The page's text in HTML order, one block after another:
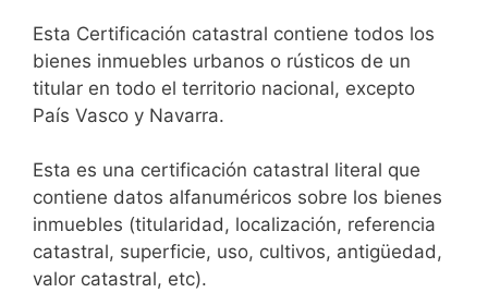
Esta Certificación catastral contiene todos los
bienes inmuebles urbanos o rústicos de un
titular en todo el territorio nacional, excepto
País Vasco y Navarra.
Esta es una certificación catastral literal que
contiene datos alfanuméricos sobre los bienes
inmuebles (titularidad, localización, referencia
catastral, superficie, uso, cultivos, antigüedad,
valor catastral, etc).